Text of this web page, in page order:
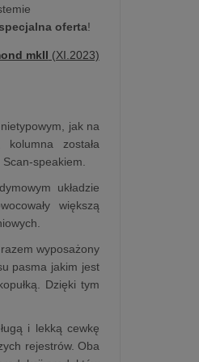
specjalna oferta!
mkII (XI.2023)
jak na
została
speakiem.
układzie
większą
wyposażony
pasma jakim jest
Dzięki tym
i lekką cewkę
rejestrów. Oba